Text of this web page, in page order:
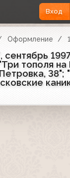
Вход
Оформление
сентябрь
тополя
38";